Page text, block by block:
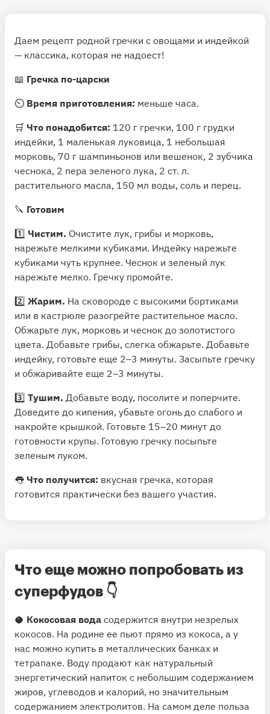
Даем рецепт родной гречки с овощами и индейкой
— классика, которая не надоест!
📖 Гречка по-царски
⏲ Время приготовления: меньше часа.
🛒 Что понадобится: 120 г гречки, 100 г грудки
индейки, 1 маленькая луковица, 1 небольшая
морковь, 70 г шампиньонов или вешенок, 2 зубчика
чеснока, 2 пера зеленого лука, 2 ст. л.
растительного масла, 150 мл воды, соль и перец.
🔪 Готовим
1️⃣ Чистим. Очистите лук, грибы и морковь,
нарежьте мелкими кубиками. Индейку нарежьте
кубиками чуть крупнее. Чеснок и зеленый лук
нарежьте мелко. Гречку промойте.
2️⃣ Жарим. На сковороде с высокими бортиками
или в кастрюле разогрейте растительное масло.
Обжарьте лук, морковь и чеснок до золотистого
цвета. Добавьте грибы, слегка обжарьте. Добавьте
индейку, готовьте еще 2–3 минуты. Засыпьте гречку
и обжаривайте еще 2–3 минуты.
3️⃣ Тушим. Добавьте воду, посолите и поперчите.
Доведите до кипения, убавьте огонь до слабого и
накройте крышкой. Готовьте 15–20 минут до
готовности крупы. Готовую гречку посыпьте
зеленым луком.
👅 Что получится: вкусная гречка, которая
готовится практически без вашего участия.
Что еще можно попробовать из
суперфудов 👇
🥥 Кокосовая вода содержится внутри незрелых
кокосов. На родине ее пьют прямо из кокоса, а у
нас можно купить в металлических банках и
тетрапаке. Воду продают как натуральный
энергетический напиток с небольшим содержанием
жиров, углеводов и калорий, но значительным
содержанием электролитов. На самом деле польза